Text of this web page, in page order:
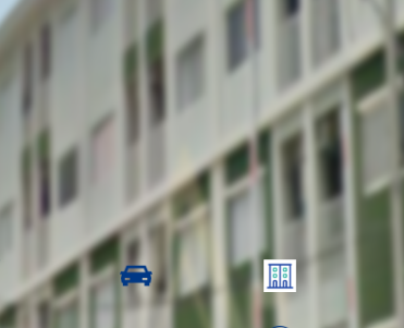
เสนาคิ
11110
฿
1 ห้องน้ำ 1 คัน